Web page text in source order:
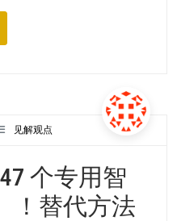
见解观点
个专用智
！替代方法